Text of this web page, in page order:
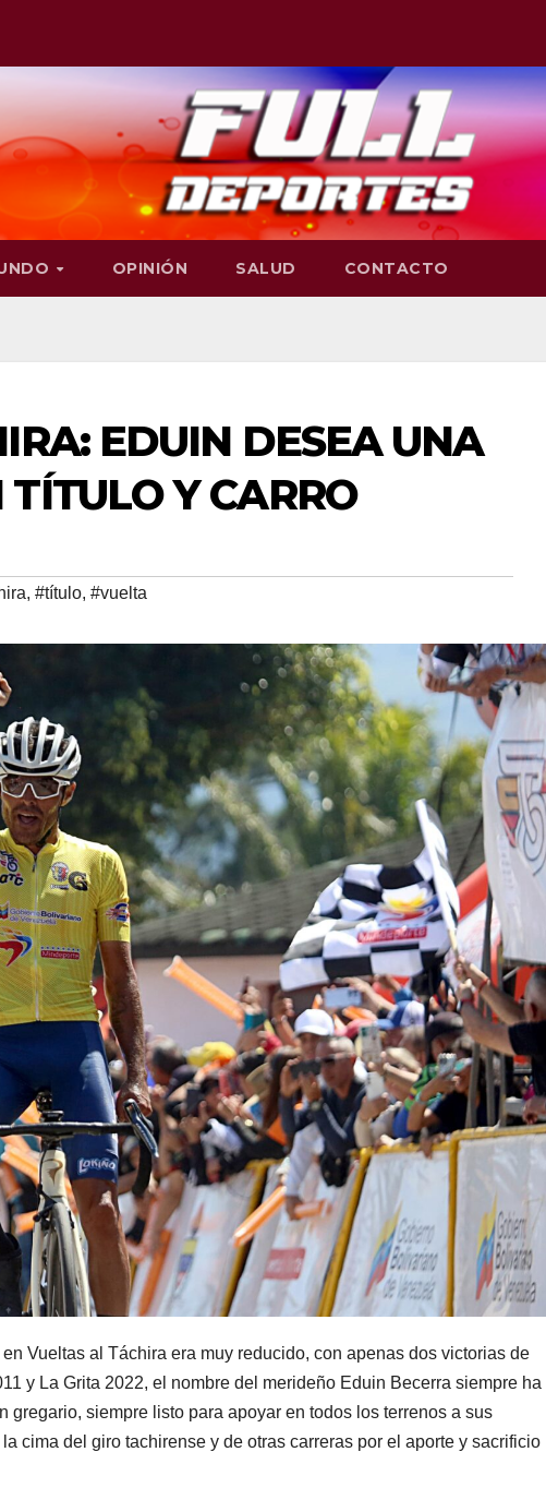
OPINIÓN SALUD CONTACTO
EDUIN DESEA UNA
Y CARRO
, #título, #vuelta
Vueltas al Táchira era muy reducido, con apenas dos victorias de
y La Grita 2022, el nombre del merideño Eduin Becerra siempre ha
gregario, siempre listo para apoyar en todos los terrenos a sus
cima del giro tachirense y de otras carreras por el aporte y sacrificio